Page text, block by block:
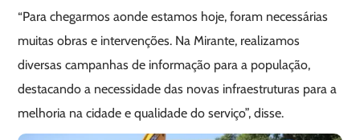
“Para chegarmos aonde estamos hoje, foram necessárias
muitas obras e intervenções. Na Mirante, realizamos
diversas campanhas de informação para a população,
destacando a necessidade das novas infraestruturas para a
melhoria na cidade e qualidade do serviço”, disse.